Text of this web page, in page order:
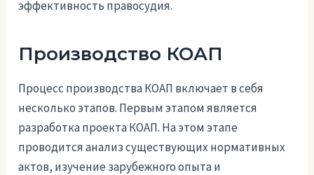
эффективность правосудия.
Производство КОАП
Процесс производства КОАП включает в себя
несколько этапов. Первым этапом является
разработка проекта КОАП. На этом этапе
проводится анализ существующих нормативных
актов, изучение зарубежного опыта и